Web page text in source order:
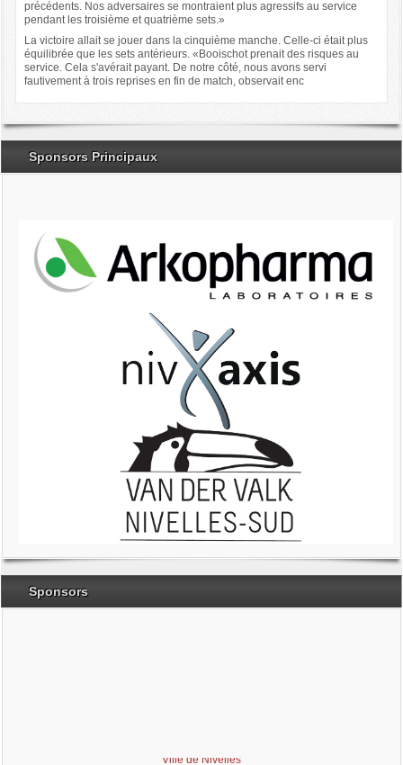
précédents. Nos adversaires se montraient plus agressifs au service
pendant les troisième et quatrième sets.»
La victoire allait se jouer dans la cinquième manche. Celle-ci était plus
équilibrée que les sets antérieurs. «Booischot prenait des risques au
service. Cela s'avérait payant. De notre côté, nous avons servi
fautivement à trois reprises en fin de match, observait enc
Sponsors Principaux
Sponsors
Ville de Nivelles